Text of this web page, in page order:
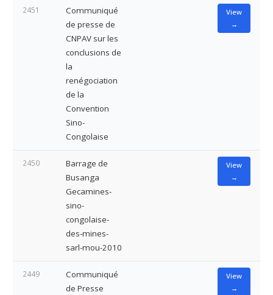
2451
Communiqué
de presse de
CNPAV sur les
conclusions de
la
renégociation
de la
Convention
Sino-
Congolaise
View
→
2450
Barrage de
Busanga
Gecamines-
sino-
congolaise-
des-mines-
sarl-mou-2010
View
→
2449
Communiqué
de Presse
View
→